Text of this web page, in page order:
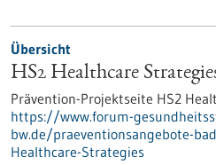
Übersicht
HS2 Healthcare
Prävention-Projektseite HS2
https://www.forum-
bw.de/praeventionsangebote-
Healthcare-Strategies